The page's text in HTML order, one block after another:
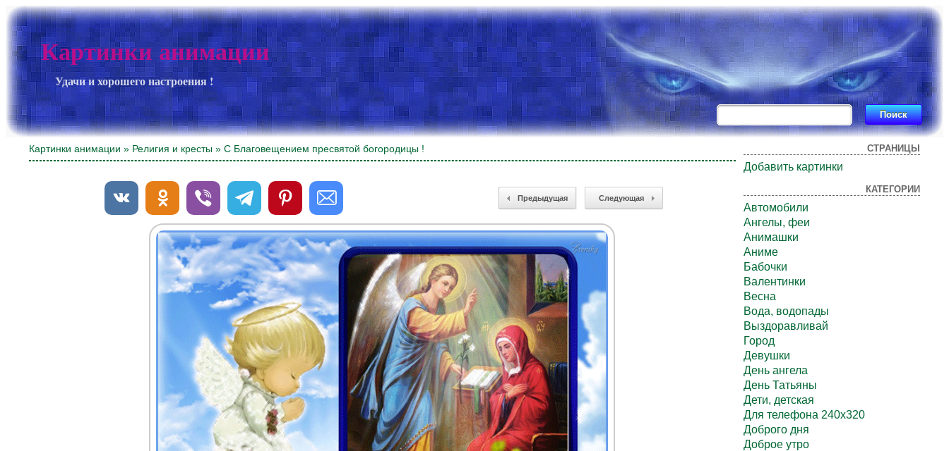
Картинки анимации
Удачи и хорошего настроения !
Картинки анимации » Религия и кресты » С Благовещением пресвятой богородицы !
Предыдущая Следующая
СТРАНИЦЫ
Добавить картинки
КАТЕГОРИИ
Автомобили
Ангелы, феи
Анимашки
Аниме
Бабочки
Валентинки
Весна
Вода, водопады
Выздоравливай
Город
Девушки
День ангела
День Татьяны
Дети, детская
Для телефона 240х320
Доброго дня
Доброе утро